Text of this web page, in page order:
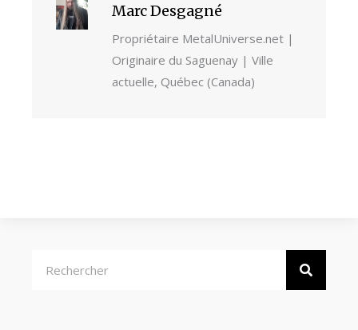
Marc Desgagné
Propriétaire MetalUniverse.net |
Originaire du Saguenay | Ville
actuelle, Québec (Canada)